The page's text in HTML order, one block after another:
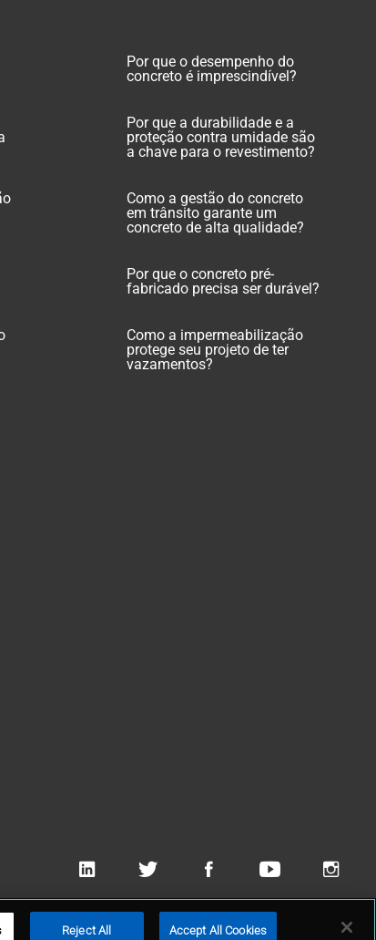
Por que o desempenho do
concreto é imprescindível?
Por que a durabilidade e a
proteção contra umidade são
a chave para o revestimento?
Como a gestão do concreto
em trânsito garante um
concreto de alta qualidade?
Por que o concreto pré-
fabricado precisa ser durável?
Como a impermeabilização
protege seu projeto de ter
vazamentos?
Technologies, Inc
Reject All Accept All Cookies